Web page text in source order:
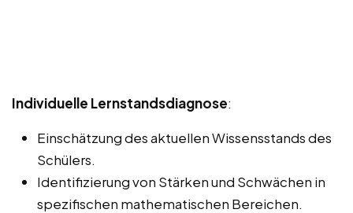
Individuelle Lernstandsdiagnose:
Einschätzung des aktuellen Wissensstands des
Schülers.
Identifizierung von Stärken und Schwächen in
spezifischen mathematischen Bereichen.